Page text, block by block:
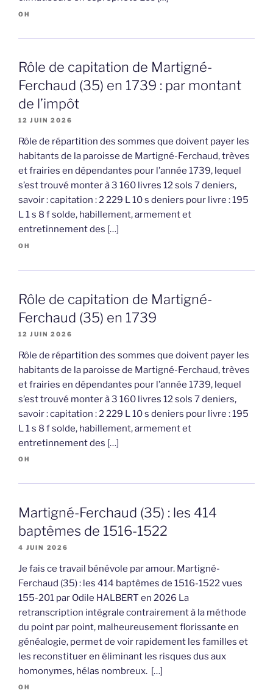
OH
Rôle de capitation de Martigné-
Ferchaud (35) en 1739 : par montant
de l’impôt
12 JUIN 2026
Rôle de répartition des sommes que doivent payer les
habitants de la paroisse de Martigné-Ferchaud, trèves
et frairies en dépendantes pour l’année 1739, lequel
s’est trouvé monter à 3 160 livres 12 sols 7 deniers,
savoir : capitation : 2 229 L 10 s deniers pour livre : 195
L 1 s 8 f solde, habillement, armement et
entretinnement des […]
OH
Rôle de capitation de Martigné-
Ferchaud (35) en 1739
12 JUIN 2026
Rôle de répartition des sommes que doivent payer les
habitants de la paroisse de Martigné-Ferchaud, trèves
et frairies en dépendantes pour l’année 1739, lequel
s’est trouvé monter à 3 160 livres 12 sols 7 deniers,
savoir : capitation : 2 229 L 10 s deniers pour livre : 195
L 1 s 8 f solde, habillement, armement et
entretinnement des […]
OH
Martigné-Ferchaud (35) : les 414
baptêmes de 1516-1522
4 JUIN 2026
Je fais ce travail bénévole par amour. Martigné-
Ferchaud (35) : les 414 baptêmes de 1516-1522 vues
155-201 par Odile HALBERT en 2026 La
retranscription intégrale contrairement à la méthode
du point par point, malheureusement florissante en
généalogie, permet de voir rapidement les familles et
les reconstituer en éliminant les risques dus aux
homonymes, hélas nombreux. […]
OH